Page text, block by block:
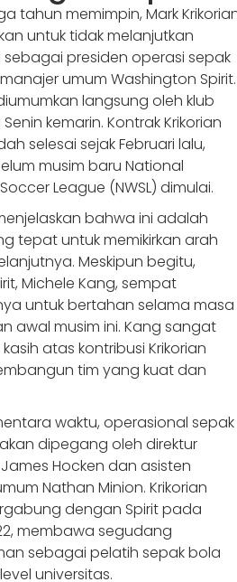
tahun memimpin, Mark
untuk tidak melanjutkan
presiden operasi sepak
umum Washington Spirit.
langsung oleh klub
kemarin. Kontrak Krikorian
selesai sejak Februari lalu,
musim baru National
League (NWSL) dimulai.
bahwa ini adalah
tepat untuk memikirkan arah
Meskipun begitu,
Michele Kang, sempat
untuk bertahan selama masa
awal musim ini. Kang sangat
atas kontribusi Krikorian
tim yang kuat dan
waktu, operasional sepak
dipegang oleh direktur
Hocken dan asisten
Nathan Minion. Krikorian
dengan Spirit pada
membawa segudang
sebagai pelatih sepak bola
universitas.